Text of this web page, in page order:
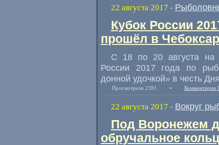
22 августа 2017 -
Кубок России
прошёл в
С 18 по 20 августа на
России 2017 года по
донной удочкой» в честь
Просмотрели 2381 • Комментарии
22 августа 2017 - Вокруг
Под Воронежем
обручальное